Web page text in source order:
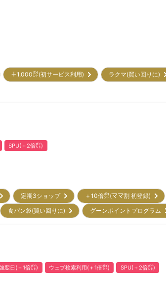
＋1,000㌽(初サービス利用) ラクマ(買い回りに)
SPU(＋2倍㌽)
定期3ショップ ＋10倍㌽(ママ割 初登録)
食パン袋(買い回りに) グーンポイントプログラム
翌日(＋1倍㌽) ウェブ検索利用(＋1倍㌽) SPU(＋2倍㌽)